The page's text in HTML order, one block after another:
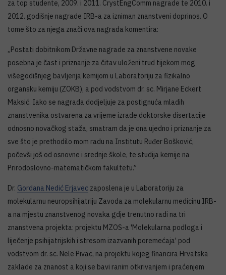
za top studente, 2009. i 2011. CrystEngComm nagrade te 2010. i
2012. godišnje nagrade IRB-a za izniman znanstveni doprinos. O
tome što za njega znači ova nagrada komentira:
„Postati dobitnikom Državne nagrade za znanstvene novake
posebna je čast i priznanje za čitav uloženi trud tijekom mog
višegodišnjeg bavljenja kemijom u Laboratoriju za fizikalno
organsku kemiju (ZOKB), a pod vodstvom dr. sc. Mirjane Eckert
Maksić. Iako se nagrada dodjeljuje za postignuća mladih
znanstvenika ostvarena za vrijeme izrade doktorske disertacije
odnosno novačkog staža, smatram da je ona ujedno i priznanje za
sve što je prethodilo mom radu na Institutu Ruđer Bošković,
počevši još od osnovne i srednje škole, te studija kemije na
Prirodoslovno-matematičkom fakultetu.”
Dr. Gordana Nedić Erjavec zaposlena je u Laboratoriju za
molekularnu neuropsihijatriju Zavoda za molekularnu medicinu IRB-
a na mjestu znanstvenog novaka gdje trenutno radi na tri
znanstvena projekta: projektu MZOS-a 'Molekularna podloga i
liječenje psihijatrijskih i stresom izazvanih poremećaja' pod
vodstvom dr. sc. Nele Pivac, na projektu kojeg financira Hrvatska
zaklade za znanost a koji se bavi ranim otkrivanjem i praćenjem